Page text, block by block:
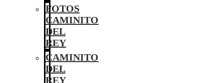
FOTOS
CAMINITO
DEL
REY
CAMINITO
DEL
REY